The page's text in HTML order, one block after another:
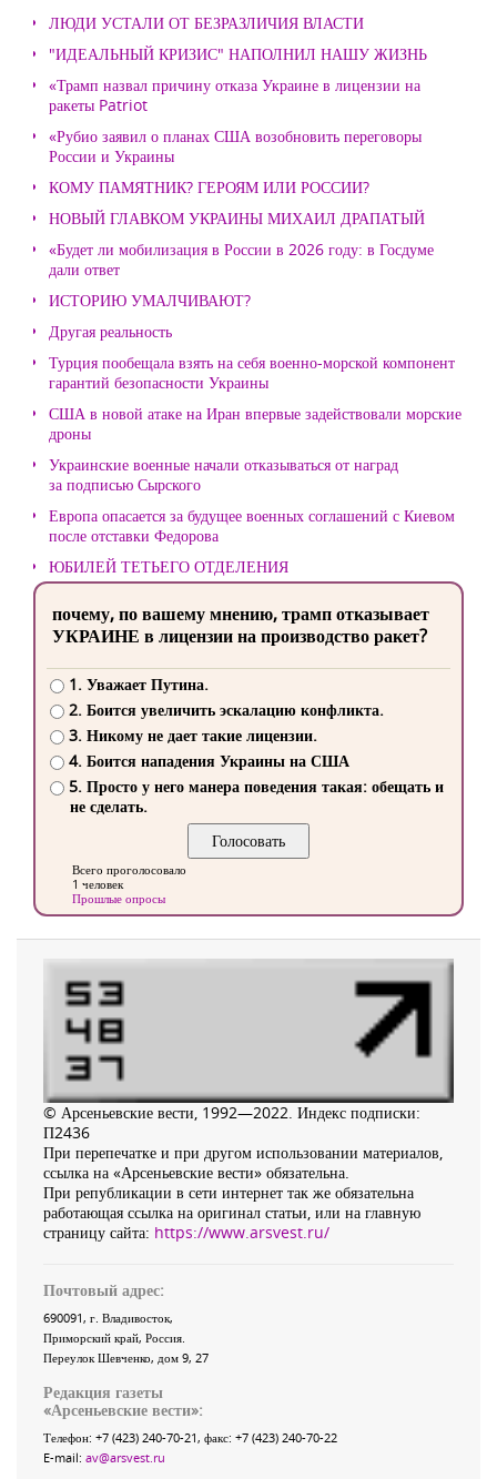
ЛЮДИ УСТАЛИ ОТ БЕЗРАЗЛИЧИЯ ВЛАСТИ
"ИДЕАЛЬНЫЙ КРИЗИС" НАПОЛНИЛ НАШУ ЖИЗНЬ
«Трамп назвал причину отказа Украине в лицензии на
ракеты Patriot
«Рубио заявил о планах США возобновить переговоры
России и Украины
КОМУ ПАМЯТНИК? ГЕРОЯМ ИЛИ РОССИИ?
НОВЫЙ ГЛАВКОМ УКРАИНЫ МИХАИЛ ДРАПАТЫЙ
«Будет ли мобилизация в России в 2026 году: в Госдуме
дали ответ
ИСТОРИЮ УМАЛЧИВАЮТ?
Другая реальность
Турция пообещала взять на себя военно-морской компонент
гарантий безопасности Украины
США в новой атаке на Иран впервые задействовали морские
дроны
Украинские военные начали отказываться от наград
за подписью Сырского
Европа опасается за будущее военных соглашений с Киевом
после отставки Федорова
ЮБИЛЕЙ ТЕТЬЕГО ОТДЕЛЕНИЯ
почему, по вашему мнению, трамп отказывает
УКРАИНЕ в лицензии на производство ракет?
1. Уважает Путина.
2. Боится увеличить эскалацию конфликта.
3. Никому не дает такие лицензии.
4. Боится нападения Украины на США
5. Просто у него манера поведения такая: обещать и
не сделать.
Всего проголосовало
1 человек
Прошлые опросы
© Арсеньевские вести, 1992—2022. Индекс подписки:
П2436
При перепечатке и при другом использовании материалов,
ссылка на «Арсеньевские вести» обязательна.
При републикации в сети интернет так же обязательна
работающая ссылка на оригинал статьи, или на главную
страницу сайта: https://www.arsvest.ru/
Почтовый адрес:
690091, г. Владивосток,
Приморский край, Россия.
Переулок Шевченко, дом 9, 27
Редакция газеты
«Арсеньевские вести»:
Телефон: +7 (423) 240-70-21, факс: +7 (423) 240-70-22
E-mail: av@arsvest.ru